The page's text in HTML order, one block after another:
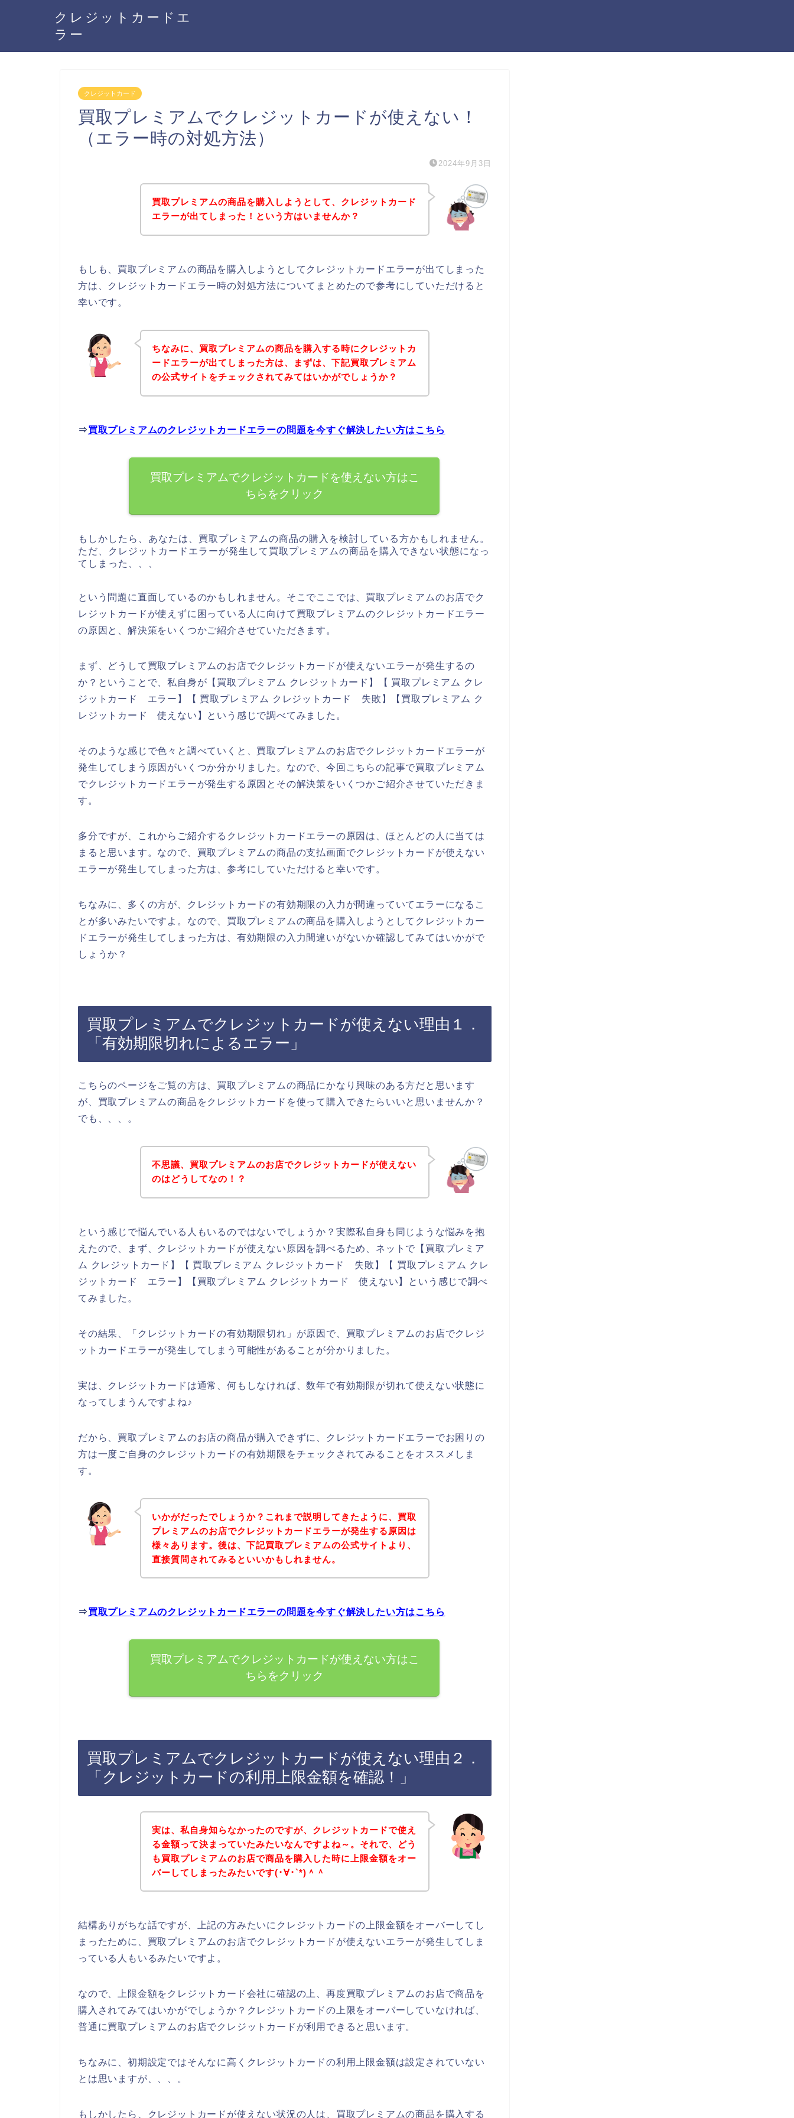
クレジットカードエ
ラー
クレジットカード
買取プレミアムでクレジットカードが使えない！
（エラー時の対処方法）
2024年9月3日
買取プレミアムの商品を購入しようとして、クレジットカード
エラーが出てしまった！という方はいませんか？
もしも、買取プレミアムの商品を購入しようとしてクレジットカードエラーが出てしまった
方は、クレジットカードエラー時の対処方法についてまとめたので参考にしていただけると
幸いです。
ちなみに、買取プレミアムの商品を購入する時にクレジットカ
ードエラーが出てしまった方は、まずは、下記買取プレミアム
の公式サイトをチェックされてみてはいかがでしょうか？
⇒買取プレミアムのクレジットカードエラーの問題を今すぐ解決したい方はこちら
買取プレミアムでクレジットカードを使えない方はこ
ちらをクリック
もしかしたら、あなたは、買取プレミアムの商品の購入を検討している方かもしれません。
ただ、クレジットカードエラーが発生して買取プレミアムの商品を購入できない状態になっ
てしまった、、、
という問題に直面しているのかもしれません。そこでここでは、買取プレミアムのお店でク
レジットカードが使えずに困っている人に向けて買取プレミアムのクレジットカードエラー
の原因と、解決策をいくつかご紹介させていただきます。
まず、どうして買取プレミアムのお店でクレジットカードが使えないエラーが発生するの
か？ということで、私自身が【買取プレミアム クレジットカード】【 買取プレミアム クレ
ジットカード エラー】【 買取プレミアム クレジットカード 失敗】【買取プレミアム ク
レジットカード 使えない】という感じで調べてみました。
そのような感じで色々と調べていくと、買取プレミアムのお店でクレジットカードエラーが
発生してしまう原因がいくつか分かりました。なので、今回こちらの記事で買取プレミアム
でクレジットカードエラーが発生する原因とその解決策をいくつかご紹介させていただきま
す。
多分ですが、これからご紹介するクレジットカードエラーの原因は、ほとんどの人に当ては
まると思います。なので、買取プレミアムの商品の支払画面でクレジットカードが使えない
エラーが発生してしまった方は、参考にしていただけると幸いです。
ちなみに、多くの方が、クレジットカードの有効期限の入力が間違っていてエラーになるこ
とが多いみたいですよ。なので、買取プレミアムの商品を購入しようとしてクレジットカー
ドエラーが発生してしまった方は、有効期限の入力間違いがないか確認してみてはいかがで
しょうか？
買取プレミアムでクレジットカードが使えない理由１．
「有効期限切れによるエラー」
こちらのページをご覧の方は、買取プレミアムの商品にかなり興味のある方だと思います
が、買取プレミアムの商品をクレジットカードを使って購入できたらいいと思いませんか？
でも、、、。
不思議、買取プレミアムのお店でクレジットカードが使えない
のはどうしてなの！？
という感じで悩んでいる人もいるのではないでしょうか？実際私自身も同じような悩みを抱
えたので、まず、クレジットカードが使えない原因を調べるため、ネットで【買取プレミア
ム クレジットカード】【 買取プレミアム クレジットカード 失敗】【 買取プレミアム クレ
ジットカード エラー】【買取プレミアム クレジットカード 使えない】という感じで調べ
てみました。
その結果、「クレジットカードの有効期限切れ」が原因で、買取プレミアムのお店でクレジ
ットカードエラーが発生してしまう可能性があることが分かりました。
実は、クレジットカードは通常、何もしなければ、数年で有効期限が切れて使えない状態に
なってしまうんですよね♪
だから、買取プレミアムのお店の商品が購入できずに、クレジットカードエラーでお困りの
方は一度ご自身のクレジットカードの有効期限をチェックされてみることをオススメしま
す。
いかがだったでしょうか？これまで説明してきたように、買取
プレミアムのお店でクレジットカードエラーが発生する原因は
様々あります。後は、下記買取プレミアムの公式サイトより、
直接質問されてみるといいかもしれません。
⇒買取プレミアムのクレジットカードエラーの問題を今すぐ解決したい方はこちら
買取プレミアムでクレジットカードが使えない方はこ
ちらをクリック
買取プレミアムでクレジットカードが使えない理由２．
「クレジットカードの利用上限金額を確認！」
実は、私自身知らなかったのですが、クレジットカードで使え
る金額って決まっていたみたいなんですよね～。それで、どう
も買取プレミアムのお店で商品を購入した時に上限金額をオー
バーしてしまったみたいです(･∀･`*)＾＾
結構ありがちな話ですが、上記の方みたいにクレジットカードの上限金額をオーバーしてし
まったために、買取プレミアムのお店でクレジットカードが使えないエラーが発生してしま
っている人もいるみたいですよ。
なので、上限金額をクレジットカード会社に確認の上、再度買取プレミアムのお店で商品を
購入されてみてはいかがでしょうか？クレジットカードの上限をオーバーしていなければ、
普通に買取プレミアムのお店でクレジットカードが利用できると思います。
ちなみに、初期設定ではそんなに高くクレジットカードの利用上限金額は設定されていない
とは思いますが、、、。
もしかしたら、クレジットカードが使えない状況の人は、買取プレミアムの商品を購入する